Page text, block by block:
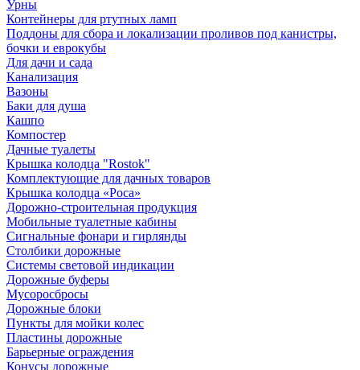
Урны
Контейнеры для ртутных ламп
Поддоны для сбора и локализации проливов под канистры,
бочки и еврокубы
Для дачи и сада
Канализация
Вазоны
Баки для душа
Кашпо
Компостер
Дачные туалеты
Крышка колодца "Rostok"
Комплектующие для дачных товаров
Крышка колодца «Роса»
Дорожно-строительная продукция
Мобильные туалетные кабины
Сигнальные фонари и гирлянды
Столбики дорожные
Системы световой индикации
Дорожные буферы
Мусоросбросы
Дорожные блоки
Пункты для мойки колес
Пластины дорожные
Барьерные ограждения
Конусы дорожные